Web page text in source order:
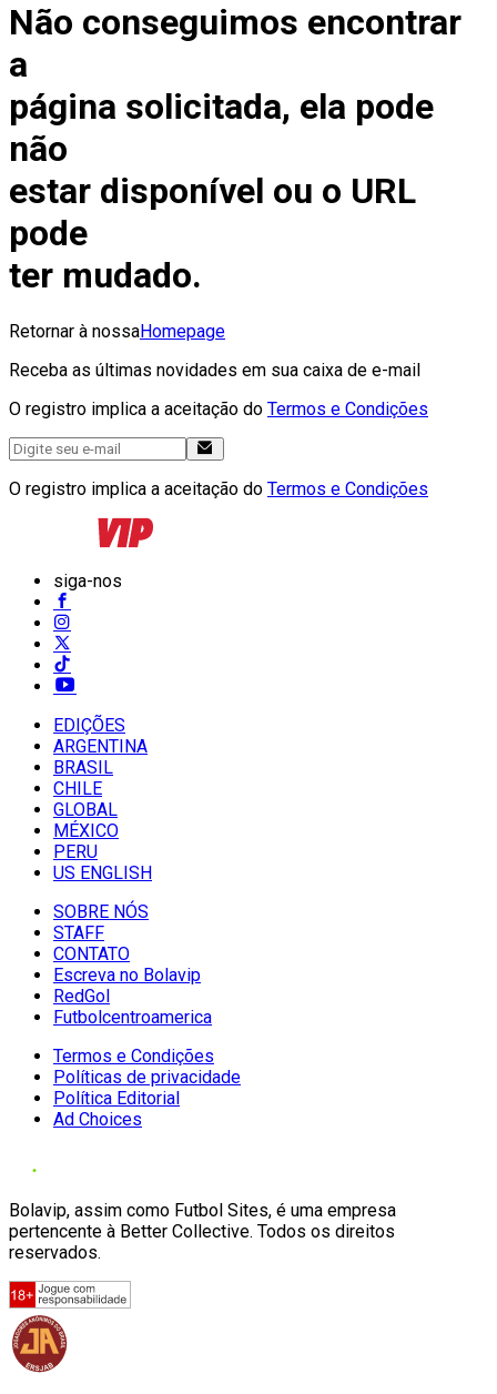
Não conseguimos encontrar
a
página solicitada, ela pode
não
estar disponível ou o URL
pode
ter mudado.
Retornar à nossaHomepage
Receba as últimas novidades em sua caixa de e-mail
O registro implica a aceitação do Termos e Condições
O registro implica a aceitação do Termos e Condições
siga-nos
EDIÇÕES
ARGENTINA
BRASIL
CHILE
GLOBAL
MÉXICO
PERU
US ENGLISH
SOBRE NÓS
STAFF
CONTATO
Escreva no Bolavip
RedGol
Futbolcentroamerica
Termos e Condições
Políticas de privacidade
Política Editorial
Ad Choices
Bolavip, assim como Futbol Sites, é uma empresa
pertencente à Better Collective. Todos os direitos
reservados.